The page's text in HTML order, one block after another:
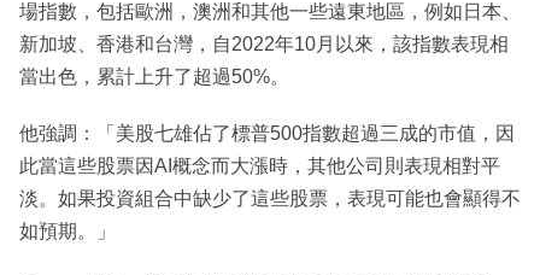
場指數，包括歐洲，澳洲和其他一些遠東地區，例如日本、
新加坡、香港和台灣，自2022年10月以來，該指數表現相
當出色，累計上升了超過50%。
他強調：「美股七雄佔了標普500指數超過三成的市值，因
此當這些股票因AI概念而大漲時，其他公司則表現相對平
淡。如果投資組合中缺少了這些股票，表現可能也會顯得不
如預期。」